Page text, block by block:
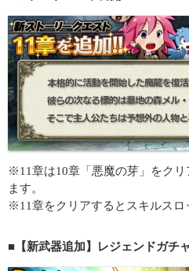
※11章は10章「悪魔の芽」をクリ
ます。
※11章をクリアするとスキルスロ
■【新武器追加】レジェンドガチ